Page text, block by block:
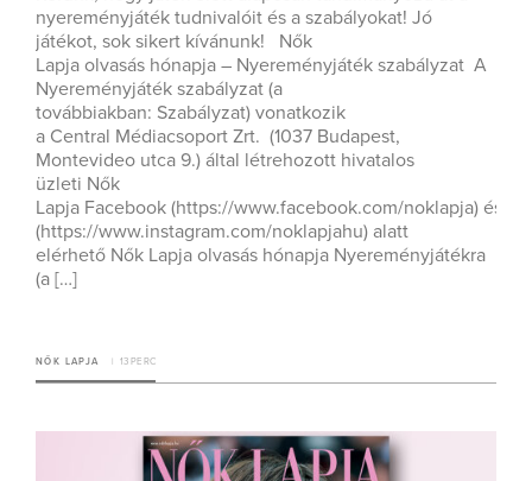
nyereményjáték tudnivalóit és a szabályokat! Jó
játékot, sok sikert kívánunk! Nők
Lapja olvasás hónapja – Nyereményjáték szabályzat A
Nyereményjáték szabályzat (a
továbbiakban: Szabályzat) vonatkozik
a Central Médiacsoport Zrt. (1037 Budapest,
Montevideo utca 9.) által létrehozott hivatalos
üzleti Nők
Lapja Facebook (https://www.facebook.com/noklapja) és
(https://www.instagram.com/noklapjahu) alatt
elérhető Nők Lapja olvasás hónapja Nyereményjátékra
(a […]
NŐK LAPJA 13 PERC